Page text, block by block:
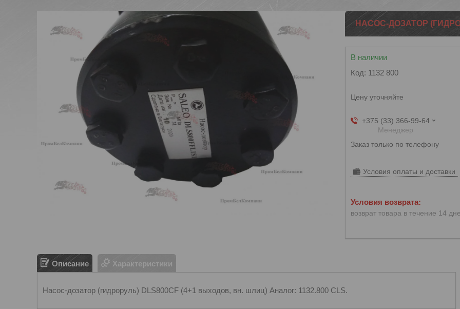
НАСОС-ДОЗАТОР
В наличии
Код: 1132 800
Цену уточняйте
+375 (33) 366-99-64
Менеджер
Заказ только по телефону
Условия оплаты и доставки
возврат товара в течение 14
Описание Характеристики
Насос-дозатор (гидроруль) DLS800CF (4+1 выходов, вн. шлиц) Аналог: 1132.800 CLS.